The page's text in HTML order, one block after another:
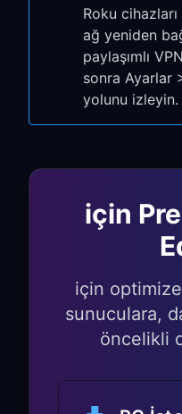
doğrulayın
Herhangi bir
(Netflix,
coğrafi
VPN kullanıyor!
Roku’ya
Özellikler
Roku OS
VPN
Roku
ağ yeniden
paylaşımlı
sonra Ayarlar
yolunu izleyin.
için
için
sunuculara,
öncelikli